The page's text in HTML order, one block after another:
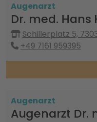
Augenarzt
Dr. med.
Schillerplatz 5,
+49 7161 959395
Augenarzt
Augenarzt Dr.